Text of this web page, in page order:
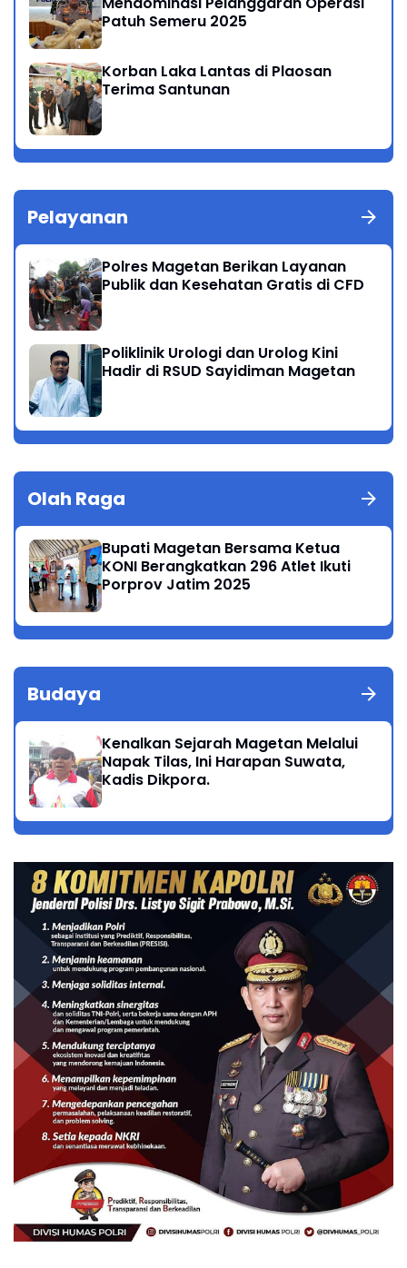
Patuh Semeru 2025
Korban Laka Lantas di Plaosan
Terima Santunan
Pelayanan
Polres Magetan Berikan Layanan
Publik dan Kesehatan Gratis di CFD
Poliklinik Urologi dan Urolog Kini
Hadir di RSUD Sayidiman Magetan
Olah Raga
Bupati Magetan Bersama Ketua
KONI Berangkatkan 296 Atlet Ikuti
Porprov Jatim 2025
Budaya
Kenalkan Sejarah Magetan Melalui
Napak Tilas, Ini Harapan Suwata,
Kadis Dikpora.